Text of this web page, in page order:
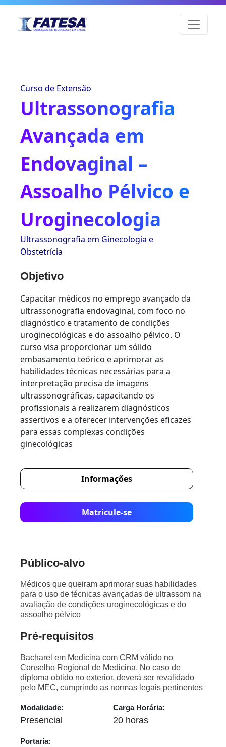
Curso de Extensão
Ultrassonografia
Avançada em
Endovaginal –
Assoalho Pélvico e
Uroginecologia
Ultrassonografia em Ginecologia e
Obstetrícia
Objetivo
Capacitar médicos no emprego avançado da
ultrassonografia endovaginal, com foco no
diagnóstico e tratamento de condições
uroginecológicas e do assoalho pélvico. O
curso visa proporcionar um sólido
embasamento teórico e aprimorar as
habilidades técnicas necessárias para a
interpretação precisa de imagens
ultrassonográficas, capacitando os
profissionais a realizarem diagnósticos
assertivos e a oferecer intervenções eficazes
para essas complexas condições
ginecológicas
Informações
Matricule-se
Público-alvo
Médicos que queiram aprimorar suas habilidades
para o uso de técnicas avançadas de ultrassom na
avaliação de condições uroginecológicas e do
assoalho pélvico
Pré-requisitos
Bacharel em Medicina com CRM válido no
Conselho Regional de Medicina. No caso de
diploma obtido no exterior, deverá ser revalidado
pelo MEC, cumprindo as normas legais pertinentes
Modalidade:
Presencial
Carga Horária:
20 horas
Portaria: